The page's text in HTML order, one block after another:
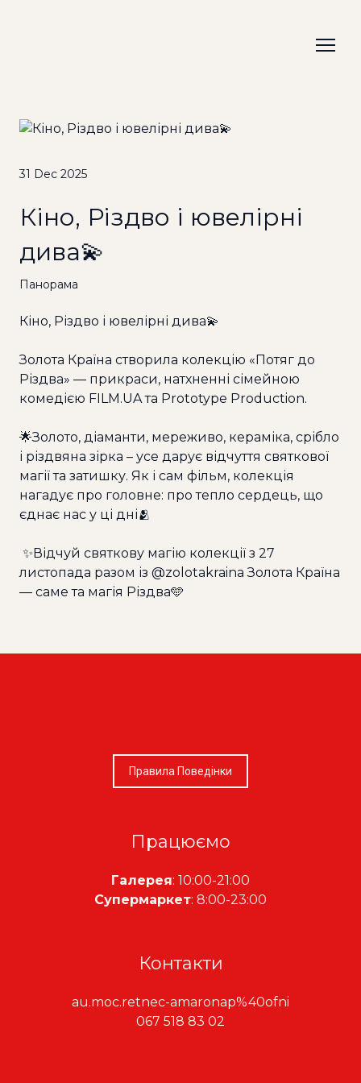
31 Dec 2025
Кіно, Різдво і ювелірні
дива💫
Панорама
Кіно, Різдво і ювелірні дива💫
Золота Країна створила колекцію «Потяг до
Різдва» — прикраси, натхненні сімейною
комедією FILM.UAта Prototype Production.
🌟Золото, діаманти, мереживо, кераміка, срібло
і різдвяна зірка – усе дарує відчуття святкової
магії та затишку. Як і сам фільм, колекція
нагадує про головне: про тепло сердець, що
єднає нас у ці дні🫂
✨Відчуй святкову магію колекції з 27
листопада разом із @zolotakraina Золота Країна
— саме та магія Різдва🩵
Правила Поведінки
Працюємо
Галерея: 10:00-21:00
Супермаркет: 8:00-23:00
Контакти
au.moc.retnec-amaronap%40ofni
067 518 83 02